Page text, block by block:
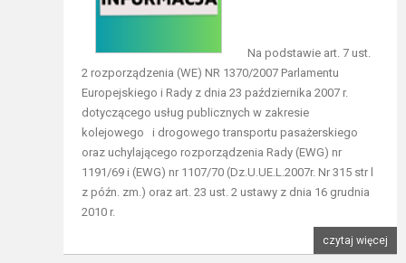
Na podstawie art. 7 ust.
2 rozporządzenia (WE) NR 1370/2007 Parlamentu
Europejskiego i Rady z dnia 23 października 2007 r.
dotyczącego usług publicznych w zakresie
kolejowego i drogowego transportu pasażerskiego
oraz uchylającego rozporządzenia Rady (EWG) nr
1191/69 i (EWG) nr 1107/70 (Dz.U.UE.L.2007r. Nr 315 str l
z późn. zm.) oraz art. 23 ust. 2 ustawy z dnia 16 grudnia
2010 r.
czytaj więcej